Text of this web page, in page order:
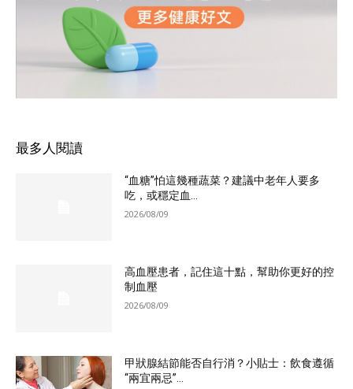
最多人閱讀
“血糖”怕這幾種蔬菜？建議中老年人要多
吃，或穩定血...
2026/08/09
高血壓患者，記住這十點，幫助你更好的控
制血壓
2026/08/09
甲狀腺結節能否自行消？小貼士：飲食遵循
“兩宜兩忌”...